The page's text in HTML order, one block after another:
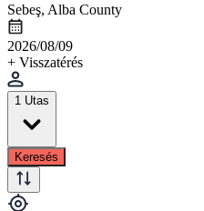
Sebeş, Alba County
2026/08/09
+ Visszatérés
1 Utas
Keresés